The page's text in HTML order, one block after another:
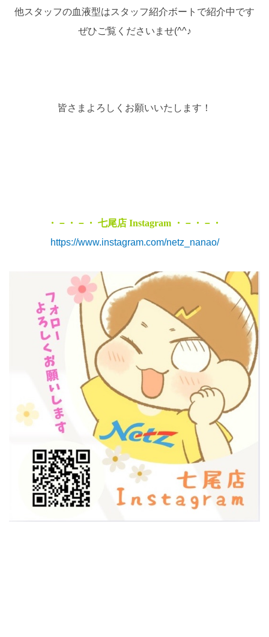
他スタッフの血液型はスタッフ紹介ボートで紹介中です
ぜひご覧くださいませ(^^♪
皆さまよろしくお願いいたします！
・－・－・ 七尾店 Instagram ・－・－・
https://www.instagram.com/netz_nanao/